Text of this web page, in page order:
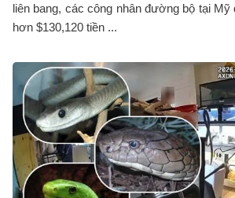
liên bang, các công nhân đường bộ tại Mỹ
hơn $130,120 tiền ...